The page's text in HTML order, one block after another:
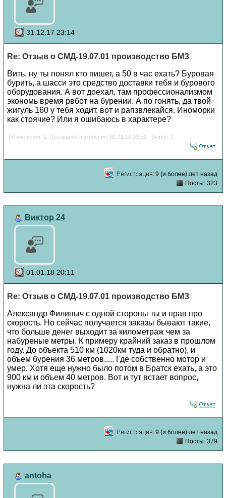
31.12.17 23:14
Re: Отзыв о СМД-19.07.01 производство БМЗ
Вить, ну ты понял кто пишет, а 50 в час ехать? Буровая
бурить, а шасси это средство доставки тебя и бурового
оборудования. А вот доехал, там профессионализмом
экономь время рвбот на бурении. А по гонять, да твой
жигуль 160 у тебя ходит, вот и рапзвлекайся. Иноморки
как стоячие? Или я ошибаюсь в характере?
[ Изменения: 1. Последнее изменение: 01.01.18 09:52 - Svirvic. ]
9 (и более) лет назад
Посты: 323
Виктор 24
01.01.18 20:11
Re: Отзыв о СМД-19.07.01 производство БМЗ
Александр Филипыч с одной стороны ты и прав про
скорость. Но сейчас получается заказы бывают такие,
что больше денег выходит за километраж чем за
набуреные метры. К примеру крайний заказ в прошлом
году. До объекта 510 км (1020км туда и обратно), и
объем бурения 36 метров..... Где собственно мотор и
умер. Хотя еще нужно было потом в Братск ехать, а это
900 км и объем 40 метров. Вот и тут встает вопрос,
нужна ли эта скорость?
9 (и более) лет назад
Посты: 379
antoha